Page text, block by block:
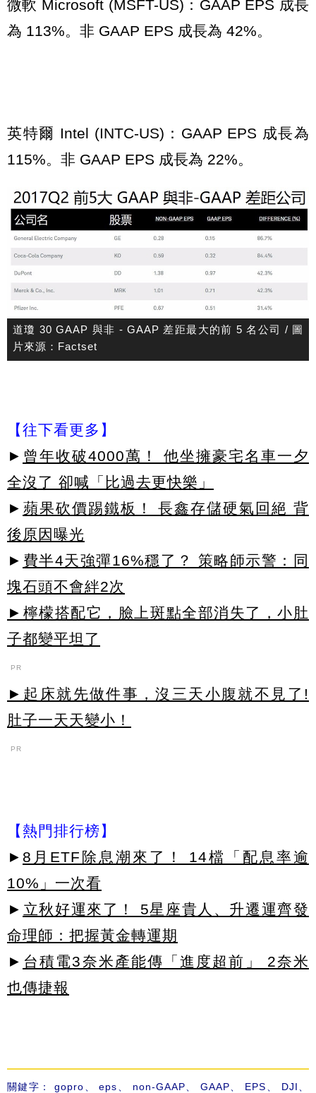
微軟 Microsoft (MSFT-US)：GAAP EPS 成長
為 113%。非 GAAP EPS 成長為 42%。
英特爾 Intel (INTC-US)：GAAP EPS 成長為
115%。非 GAAP EPS 成長為 22%。
道瓊 30 GAAP 與非 - GAAP 差距最大的前 5 名公司 / 圖
片來源：Factset
【往下看更多】
► 曾年收破4000萬！ 他坐擁豪宅名車一夕
全沒了 卻喊「比過去更快樂」
► 蘋果砍價踢鐵板！ 長鑫存儲硬氣回絕 背
後原因曝光
► 費半4天強彈16%穩了？ 策略師示警：同
塊石頭不會絆2次
►檸檬搭配它，臉上斑點全部消失了，小肚
子都變平坦了
PR
►起床就先做件事，沒三天小腹就不見了!
肚子一天天變小！
PR
【熱門排行榜】
► 8月ETF除息潮來了！ 14檔「配息率逾
10%」一次看
► 立秋好運來了！ 5星座貴人、升遷運齊發
命理師：把握黃金轉運期
► 台積電3奈米產能傳「進度超前」 2奈米
也傳捷報
關鍵字：gopro 、eps non-GAAP 、GAAP EPS DJI